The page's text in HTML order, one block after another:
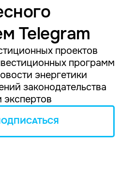
Telegram
проектов
программ
энергетики
законодательства